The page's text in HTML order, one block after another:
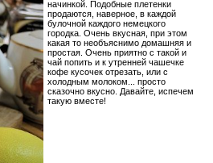
начинкой. Подобные плетенки
продаются, наверное, в каждой
булочной каждого немецкого
городка. Очень вкусная, при этом
какая то необъяснимо домашняя и
простая. Очень приятно с такой и
чай попить и к утренней чашечке
кофе кусочек отрезать, или с
холодным молоком... просто
сказочно вкусно. Давайте, испечем
такую вместе!